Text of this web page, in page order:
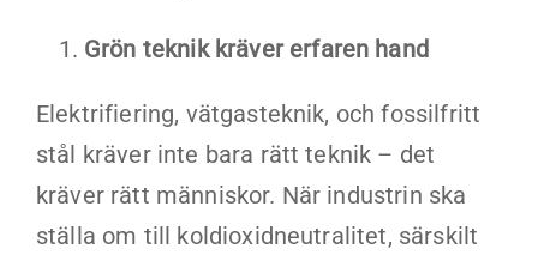
Grön teknik kräver erfaren hand
Elektrifiering, vätgasteknik, och fossilfritt
stål kräver inte bara rätt teknik – det
kräver rätt människor. När industrin ska
ställa om till koldioxidneutralitet, särskilt